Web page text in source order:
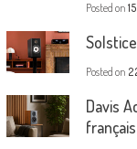
Posted on
Posted on
Davis